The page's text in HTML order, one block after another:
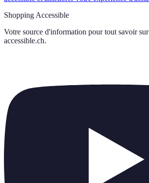
Shopping Accessible
Votre source d'information pour tout savoir sur
accessible.ch.